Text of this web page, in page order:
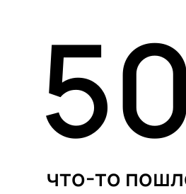
что-то